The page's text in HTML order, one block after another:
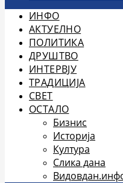
ИНФО
АКТУЕЛНО
ПОЛИТИКА
ДРУШТВО
ИНТЕРВЈУ
ТРАДИЦИЈА
СВЕТ
ОСТАЛО
Бизнис
Историја
Култура
Слика дана